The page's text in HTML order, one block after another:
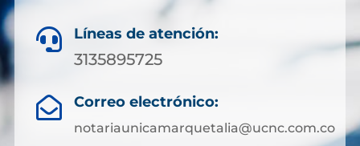
 Líneas de atención:
3135895725
 Correo electrónico:
notariaunicamarquetalia@ucnc.com.co